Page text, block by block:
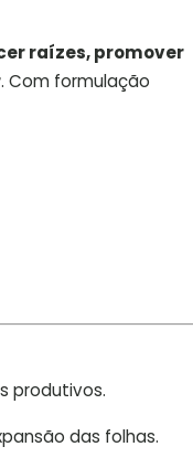
raízes, promover
. Com formulação
produtivos.
das folhas.